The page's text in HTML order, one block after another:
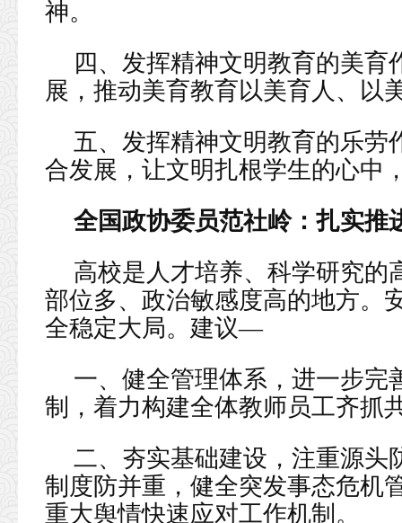
神。
四、发挥精神文明教育的美
展，推动美育教育以美育人、以
五、发挥精神文明教育的乐劳
合发展，让文明扎根学生的心中
全国政协委员范社岭：扎实推
高校是人才培养、科学研究的
部位多、政治敏感度高的地方。
全稳定大局。建议—
一、健全管理体系，进一步完
制，着力构建全体教师员工齐抓
二、夯实基础建设，注重源头
制度防并重，健全突发事态危机
重大舆情快速应对工作机制。